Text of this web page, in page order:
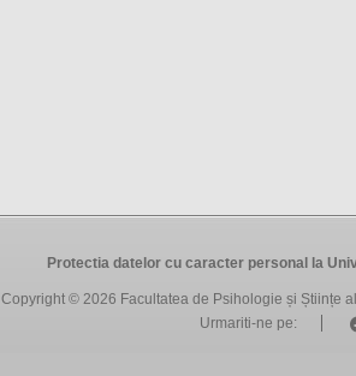
Protectia datelor cu caracter personal la
Copyright © 2026 Facultatea de Psihologie și Științe
Urmariti-ne pe: